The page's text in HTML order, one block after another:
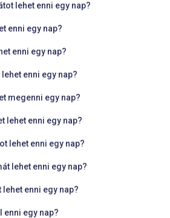
lehet enni egy nap?
enni egy nap?
enni egy nap?
enni egy nap?
megenni egy nap?
lehet enni egy nap?
lehet enni egy nap?
lehet enni egy nap?
enni egy nap?
enni egy nap?